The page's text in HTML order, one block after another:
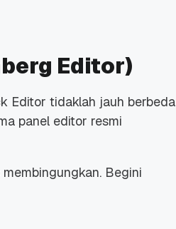
Editor)
Editor tidaklah jauh berbeda
panel editor resmi
Begini